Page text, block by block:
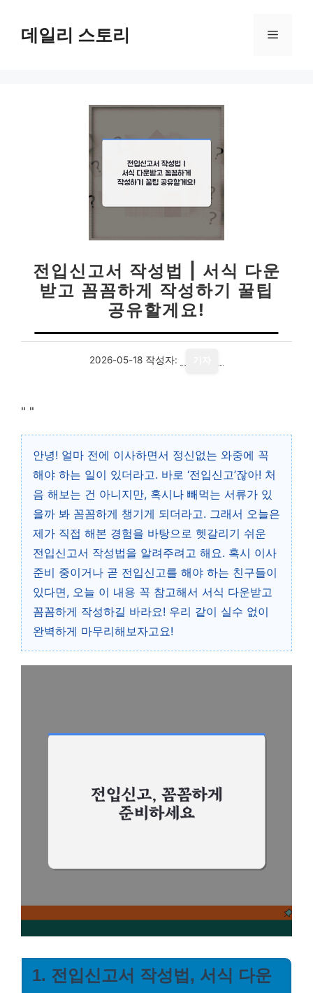
데일리 스토리 메
전입신고서 작성법 | 서식 다운
받고 꼼꼼하게 작성하기 꿀팁
공유할게요!
2026-05-18 작성자:
" "
안녕! 얼마 전에 이사하면서 정신없는 와중에 꼭
해야 하는 일이 있더라고. 바로 ‘전입신고’잖아! 처
음 해보는 건 아니지만, 혹시나 빼먹는 서류가 있
을까 봐 꼼꼼하게 챙기게 되더라고. 그래서 오늘은
제가 직접 해본 경험을 바탕으로 헷갈리기 쉬운
전입신고서 작성법을 알려주려고 해요. 혹시 이사
준비 중이거나 곧 전입신고를 해야 하는 친구들이
있다면, 오늘 이 내용 꼭 참고해서 서식 다운받고
꼼꼼하게 작성하길 바라요! 우리 같이 실수 없이
완벽하게 마무리해보자고요!
1. 전입신고서 작성법, 서식 다운